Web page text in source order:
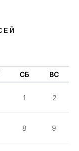
СБ ВС
1 2
8 9